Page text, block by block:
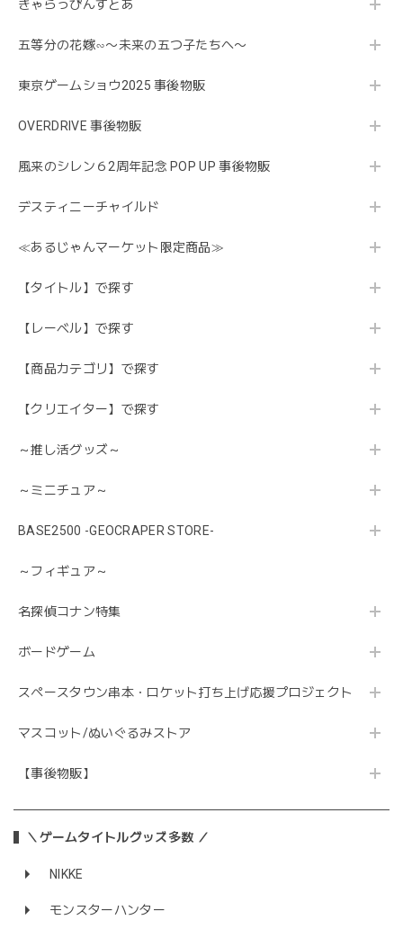
きゃらっぴんすとあ
五等分の花嫁∽〜未来の五つ子たちへ〜
東京ゲームショウ2025 事後物販
OVERDRIVE 事後物販
風来のシレン６2周年記念 POP UP 事後物販
デスティニーチャイルド
≪あるじゃんマーケット限定商品≫
【タイトル】で探す
【レーベル】で探す
【商品カテゴリ】で探す
【クリエイター】で探す
～推し活グッズ～
～ミニチュア～
BASE2500 -GEOCRAPER STORE-
～フィギュア～
名探偵コナン特集
ボードゲーム
スペースタウン串本・ロケット打ち上げ応援プロジェクト
マスコット/ぬいぐるみストア
【事後物販】
＼ゲームタイトルグッズ多数 ／
NIKKE
モンスターハンター